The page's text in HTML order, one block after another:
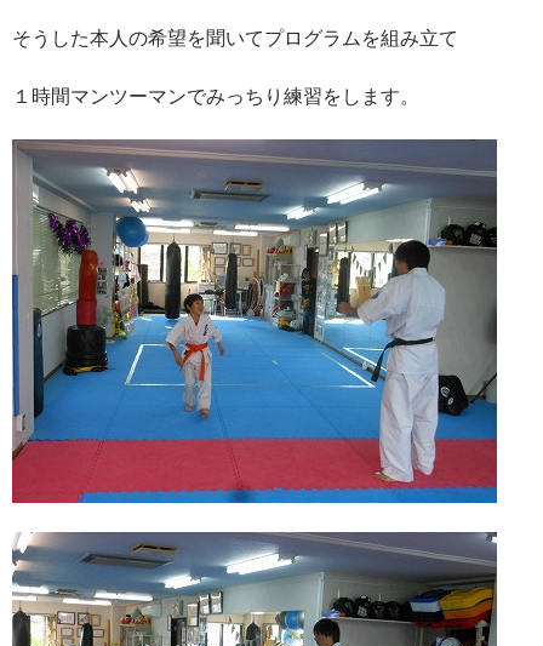
そうした本人の希望を聞いてプログラムを組み立て
１時間マンツーマンでみっちり練習をします。